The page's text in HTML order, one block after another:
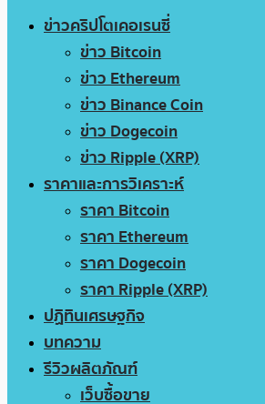
ข่าวคริปโตเคอเรนซี่
ข่าว Bitcoin
ข่าว Ethereum
ข่าว Binance Coin
ข่าว Dogecoin
ข่าว Ripple (XRP)
ราคาและการวิเคราะห์
ราคา Bitcoin
ราคา Ethereum
ราคา Dogecoin
ราคา Ripple (XRP)
ปฏิทินเศรษฐกิจ
บทความ
รีวิวผลิตภัณฑ์
เว็บซื้อขาย